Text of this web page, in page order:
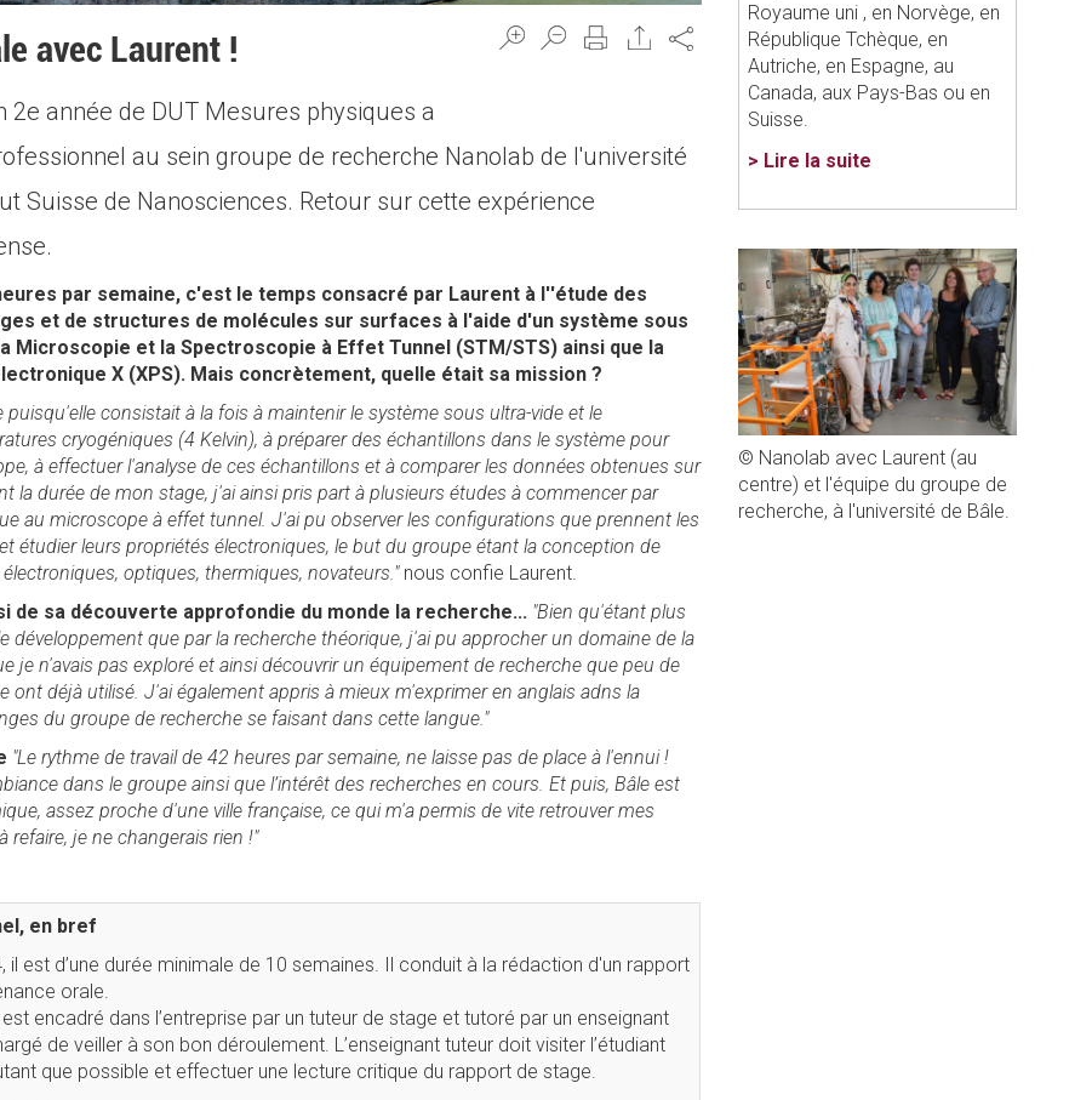
Share
avec Laurent !
2e année de DUT Mesures physiques a
au sein groupe de recherche Nanolab de l'université
Suisse de Nanosciences. Retour sur cette expérience
par semaine, c'est le temps consacré par Laurent à l''étude des
et de structures de molécules sur surfaces à l'aide d'un système sous
Microscopie et la Spectroscopie à Effet Tunnel (STM/STS) ainsi que la
X (XPS). Mais concrètement, quelle était sa mission ?
consistait à la fois à maintenir le système sous ultra-vide et le
cryogéniques (4 Kelvin), à préparer des échantillons dans le système pour
à effectuer l'analyse de ces échantillons et à comparer les données obtenues sur
la durée de mon stage, j'ai ainsi pris part à plusieurs études à commencer par
au microscope à effet tunnel. J'ai pu observer les configurations que prennent les
étudier leurs propriétés électroniques, le but du groupe étant la conception de
optiques, thermiques, novateurs." nous confie Laurent.
de sa découverte approfondie du monde la recherche... "Bien qu'étant plus
développement que par la recherche théorique, j'ai pu approcher un domaine de la
je n'avais pas exploré et ainsi découvrir un équipement de recherche que peu de
ont déjà utilisé. J'ai également appris à mieux m'exprimer en anglais adns la
du groupe de recherche se faisant dans cette langue."
"Le rythme de travail de 42 heures par semaine, ne laisse pas de place à l'ennui !
dans le groupe ainsi que l’intérêt des recherches en cours. Et puis, Bâle est
assez proche d'une ville française, ce qui m'a permis de vite retrouver mes
refaire, je ne changerais rien !"
en bref
il est d’une durée minimale de 10 semaines. Il conduit à la rédaction d'un rapport
orale.
encadré dans l’entreprise par un tuteur de stage et tutoré par un enseignant
de veiller à son bon déroulement. L’enseignant tuteur doit visiter l’étudiant
que possible et effectuer une lecture critique du rapport de stage.
Royaume uni , en Norvège, en
République Tchèque, en
Autriche, en Espagne, au
Canada, aux Pays-Bas ou en
Suisse.
> Lire la suite
© Nanolab avec Laurent (au
centre) et l'équipe du groupe de
recherche, à l'université de Bâle.